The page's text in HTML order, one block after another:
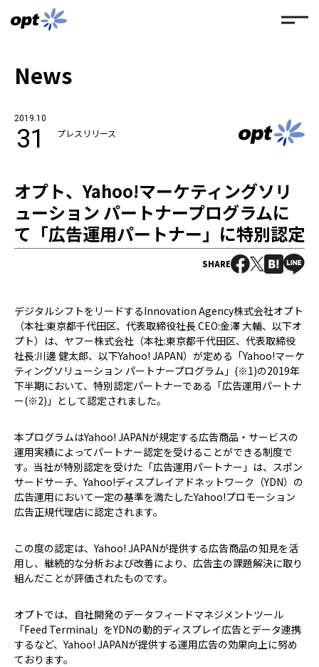
News
2019.10
31 プレスリリース
オプト、Yahoo!マーケティングソリ
ューション パートナープログラムに
て「広告運用パートナー」に特別認定
SHARE
デジタルシフトをリードするInnovation Agency株式会社オプト
（本社:東京都千代田区、代表取締役社長 CEO:金澤 大輔、以下オ
プト）は、ヤフー株式会社（本社:東京都千代田区、代表取締役
社長:川邊 健太郎、以下Yahoo! JAPAN）が定める「Yahoo!マーケ
ティングソリューション パートナープログラム」(※1)の2019年
下半期において、特別認定パートナーである「広告運用パートナ
ー(※2)」として認定されました。
本プログラムはYahoo! JAPANが規定する広告商品・サービスの
運用実績によってパートナー認定を受けることができる制度で
す。当社が特別認定を受けた「広告運用パートナー」は、スポン
サードサーチ、Yahoo!ディスプレイアドネットワーク（YDN）の
広告運用において一定の基準を満たしたYahoo!プロモーション
広告正規代理店に認定されます。
この度の認定は、Yahoo! JAPANが提供する広告商品の知見を活
用し、継続的な分析および改善により、広告主の課題解決に取り
組んだことが評価されたものです。
オプトでは、自社開発のデータフィードマネジメントツール
「Feed Terminal」をYDNの動的ディスプレイ広告とデータ連携
するなど、Yahoo! JAPANが提供する運用広告の効果向上に努め
ております。